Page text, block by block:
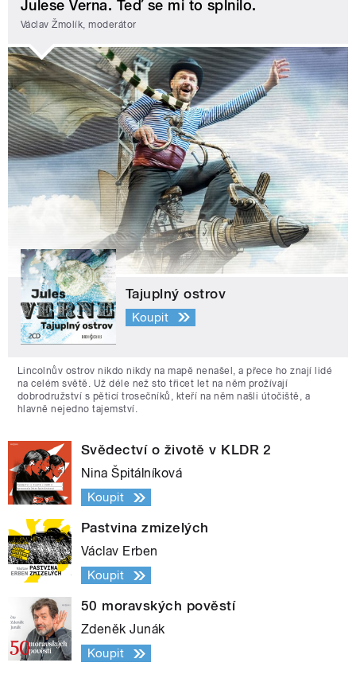
Julese Verna. Teď se mi to splnilo.
Václav Žmolík, moderátor
Tajuplný ostrov
Koupit
Lincolnův ostrov nikdo nikdy na mapě nenašel, a přece ho znají lidé
na celém světě. Už déle než sto třicet let na něm prožívají
dobrodružství s pěticí trosečníků, kteří na něm našli útočiště, a
hlavně nejedno tajemství.
Svědectví o životě v KLDR 2
Nina Špitálníková
Koupit
Pastvina zmizelých
Václav Erben
Koupit
50 moravských pověstí
Zdeněk Junák
Koupit